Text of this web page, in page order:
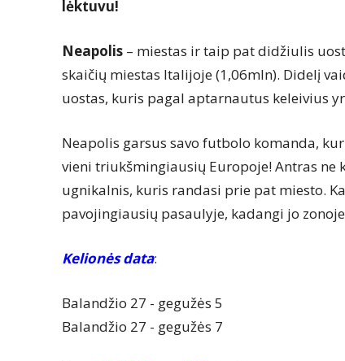
lėktuvu!
Neapolis – miestas ir taip pat didžiulis
skaičių miestas Italijoje (1,06mln). Didelį
uostas, kuris pagal aptarnautus keleivius
Neapolis garsus savo futbolo komanda,
vieni triukšmingiausių Europoje! Antras ne
ugnikalnis, kuris randasi prie pat miesto.
pavojingiausių pasaulyje, kadangi jo
Kelionės data:
Balandžio 27 - gegužės 5
Balandžio 27 - gegužės 7